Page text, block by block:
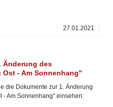
27.01.2021
Änderung des
- Am Sonnenhang"
die Dokumente zur 1. Änderung
- Am Sonnenhang" einsehen: